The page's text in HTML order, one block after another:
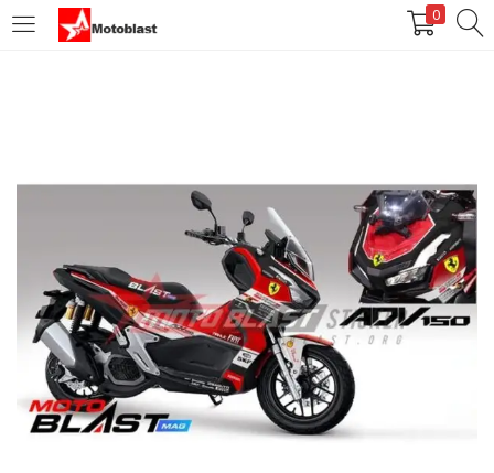
0
LOGIN REGISTER
Remember me
Login
Lost password?